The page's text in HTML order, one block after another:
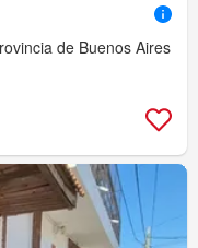
de Buenos Aires